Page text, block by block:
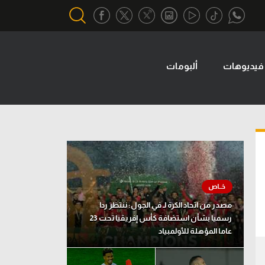
تحقيق في الجول
تقرير في الجول
تحليل في الجول
حكايات في الجول
كويز في الجول
فيديو في الجول
فيديوهات ألبومات
مصدر من اتحاد الكرة لـ في الجول: ننتظر ردا
رسميا بشأن استضافة كأس إفريقيا تحت 23
عاما المؤهلة للأولمبياد